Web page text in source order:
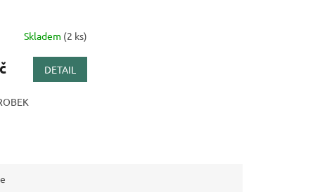
Skladem (2 ks)
DETAIL